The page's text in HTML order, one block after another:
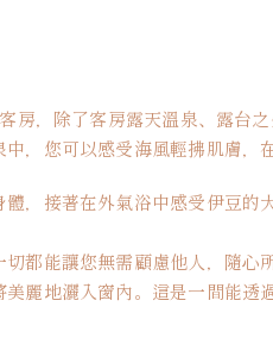
房，除了客房露天溫泉、露台
，您可以感受海風輕拂肌膚，
，接著在外氣浴中感受伊豆的
都能讓您無需顧慮他人，隨心
麗地灑入窗內。這是一間能透